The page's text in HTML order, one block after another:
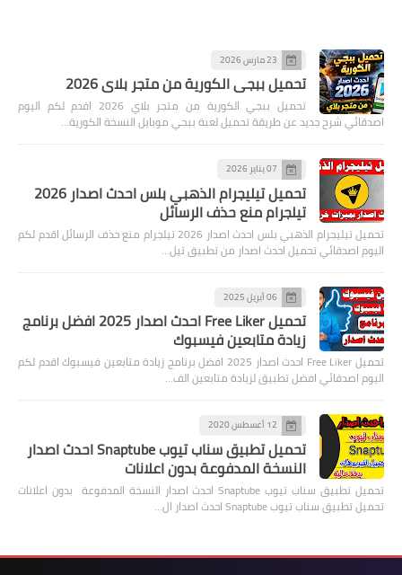
23 مارس 2026
تحميل ببجي الكورية من متجر بلاي 2026
تحميل ببجي الكورية من متجر بلاي 2026 اقدم لكم اليوم
اصدقائي شرح جديد عن طريقة تحميل لعبة ببجي موبايل النسخة الكورية…
07 يناير 2026
تحميل تيليجرام الذهبي بلس احدث اصدار 2026
تيلجرام منع حذف الرسائل
تحميل تيليجرام الذهبي بلس احدث اصدار 2026 تيلجرام منع حذف الرسائل اقدم لكم
اليوم اصدقائي تحميل احدث اصدار من تطبيق تيل…
06 أبريل 2025
تحميل Free Liker احدث اصدار 2025 افضل برنامج
زيادة متابعين فيسبوك
تحميل Free Liker احدث اصدار 2025 افضل برنامج زيادة متابعين فيسبوك اقدم لكم
اليوم اصدقائي افضل تطبيق لزيادة متابعين الف…
12 أغسطس 2020
تحميل تطبيق سناب تيوب Snaptube احدث اصدار
النسخة المدفوعة بدون اعلانات
تحميل تطبيق سناب تيوب Snaptube احدث اصدار النسخة المدفوعة بدون اعلانات
تحميل تطبيق سناب تيوب Snaptube احدث اصدار ال…